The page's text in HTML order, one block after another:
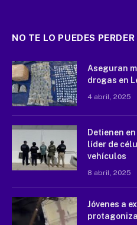
NO TE LO PUEDES PERDER
Aseguran
drogas en
4 abril, 2025
Detienen
líder de
vehículos
8 abril, 2025
Jóvenes a